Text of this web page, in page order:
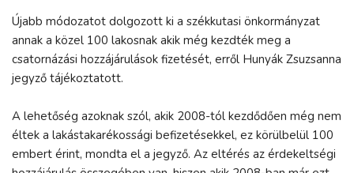
Újabb módozatot dolgozott ki a székkutasi önkormányzat
annak a közel 100 lakosnak akik még kezdték meg a
csatornázási hozzájárulások fizetését, erről Hunyák Zsuzsanna
jegyző tájékoztatott.
A lehetőség azoknak szól, akik 2008-tól kezdődően még nem
éltek a lakástakarékossági befizetésekkel, ez körülbelül 100
embert érint, mondta el a jegyző. Az eltérés az érdekeltségi